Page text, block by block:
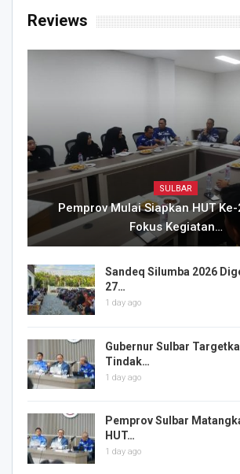
Reviews
SULBAR
Pemprov Mulai Siapkan HUT
Fokus Kegiatan…
Sandeq Silumba 2026
27…
1 day ago
Gubernur Sulbar
Tindak…
1 day ago
Pemprov Sulbar
HUT…
1 day ago